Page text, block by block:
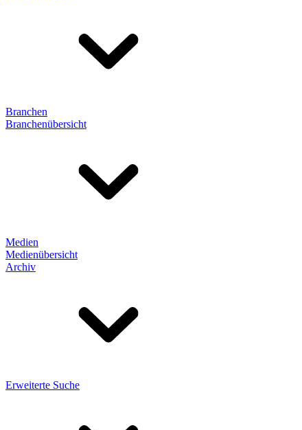
Branchen
Branchenübersicht
Medien
Medienübersicht
Archiv
Erweiterte Suche